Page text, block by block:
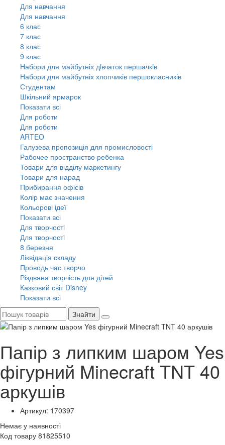
Для навчання
Для навчання
6 клас
7 клас
8 клас
9 клас
Набори для майбутніх дiвчаток першачкiв
Набори для майбутніх хлопчиків першокласників
Студентам
Шкільний ярмарок
Показати всі
Для роботи
Для роботи
ARTEO
Галузева пропозиція для промисловості
Рабочее пространство ребенка
Товари для відділу маркетингу
Товари для нарад
Прибирання офісів
Колір має значення
Кольорові ідеї
Показати всі
Для творчостi
Для творчостi
8 березня
Ліквідація складу
Проводь час творчо
Різдвяна творчість для дітей
Казковий світ Disney
Показати всі
Знайти
Папір з липким шаром Yes
фігурний Minecraft TNT 40
аркушів
Артикул: 170397
Немає у наявності
Код товару 81825510